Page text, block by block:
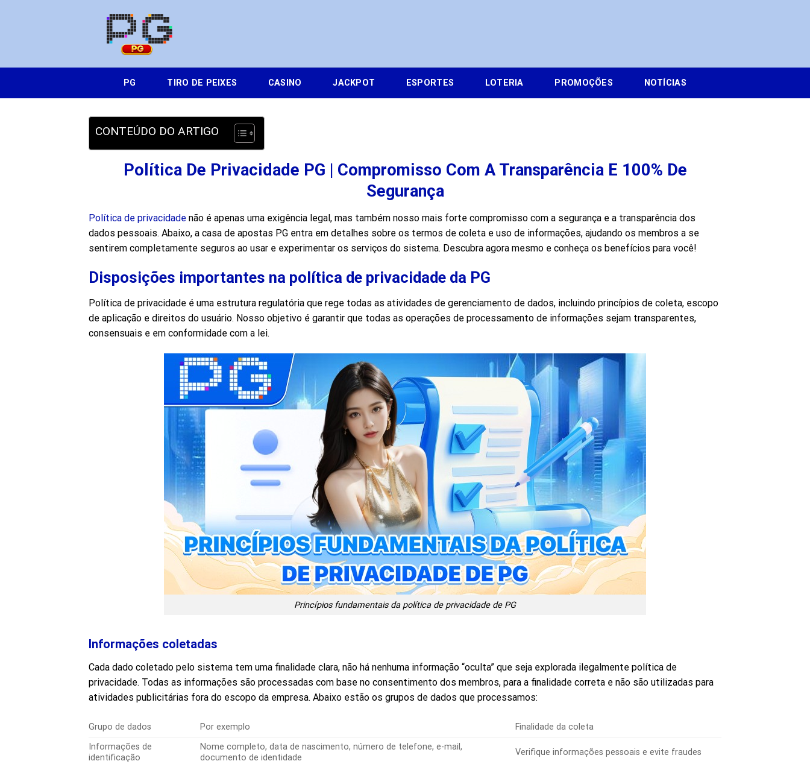
PG TIRO DE PEIXES CASINO JACKPOT ESPORTES LOTERIA PROMOÇÕES NOTÍCIAS
CONTEÚDO DO ARTIGO
Política De Privacidade PG | Compromisso Com A Transparência E 100% De
Segurança
Política de privacidade não é apenas uma exigência legal, mas também nosso mais forte compromisso com a segurança e a transparência dos
dados pessoais. Abaixo, a casa de apostas PG entra em detalhes sobre os termos de coleta e uso de informações, ajudando os membros a se
sentirem completamente seguros ao usar e experimentar os serviços do sistema. Descubra agora mesmo e conheça os benefícios para você!
Disposições importantes na política de privacidade da PG
Política de privacidade é uma estrutura regulatória que rege todas as atividades de gerenciamento de dados, incluindo princípios de coleta, escopo
de aplicação e direitos do usuário. Nosso objetivo é garantir que todas as operações de processamento de informações sejam transparentes,
consensuais e em conformidade com a lei.
Princípios fundamentais da política de privacidade de PG
Informações coletadas
Cada dado coletado pelo sistema tem uma finalidade clara, não há nenhuma informação “oculta” que seja explorada ilegalmente política de
privacidade. Todas as informações são processadas com base no consentimento dos membros, para a finalidade correta e não são utilizadas para
atividades publicitárias fora do escopo da empresa. Abaixo estão os grupos de dados que processamos:
Grupo de dados Por exemplo
Finalidade da coleta
Informações de
identificação
Nome completo, data de nascimento, número de telefone, e-mail,
documento de identidade
Verifique informações pessoais e evite fraudes